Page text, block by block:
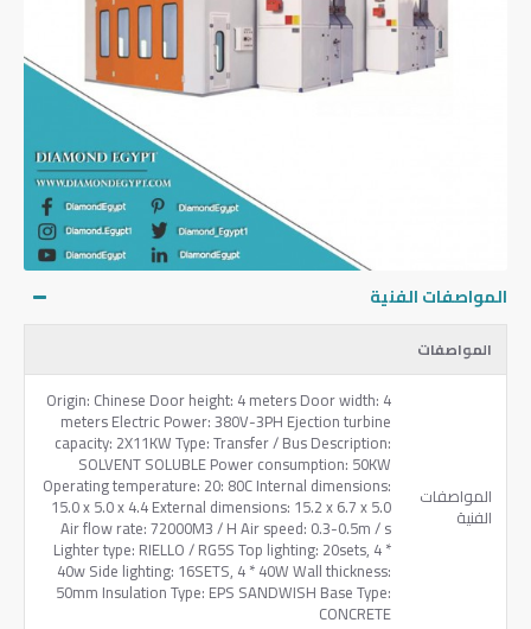
المواصفات الفنية
المواصفات
المواصفات
الفنية
Origin: Chinese Door height: 4 meters Door width: 4
meters Electric Power: 380V-3PH Ejection turbine
capacity: 2X11KW Type: Transfer / Bus Description:
SOLVENT SOLUBLE Power consumption: 50KW
Operating temperature: 20: 80C Internal dimensions:
15.0 x 5.0 x 4.4 External dimensions: 15.2 x 6.7 x 5.0
Air flow rate: 72000M3 / H Air speed: 0.3-0.5m / s
Lighter type: RIELLO / RG5S Top lighting: 20sets, 4 *
40w Side lighting: 16SETS, 4 * 40W Wall thickness:
50mm Insulation Type: EPS SANDWISH Base Type:
CONCRETE